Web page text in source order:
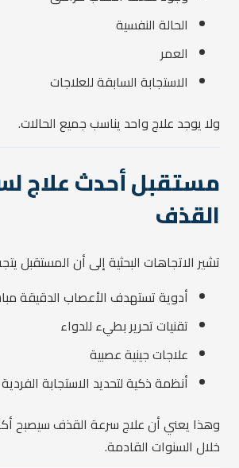
الحالة النفسية
العمر
الاستجابة السابقة للعلاجات
ولا يوجد علاج واحد يناسب جميع الحالات.
مستقبل أحدث علاج
القذف
تشير الاتجاهات البحثية إلى أن المستقبل
أدوية تستهدف الأعصاب الدقيقة
تقنيات تحرير بطيء للدواء
علاجات جينية عصبية
أنظمة ذكية لتحديد الاستجابة الفردية
وهذا يعني أن علاج سرعة القذف سيصبح
خلال السنوات القادمة.